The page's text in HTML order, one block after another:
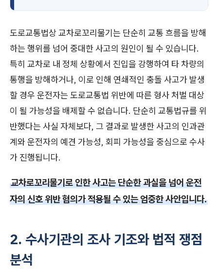
도로교통법상 교차로꼬리물기는 단순히 교통 흐름을 방해
하는 행위를 넘어 중대한 사고의 원인이 될 수 있습니다.
특히 교차로 내 정체 상황에서 진입을 강행하여 타 차량의
통행을 방해하거나, 이로 인해 연쇄적인 충돌 사고가 발생
할 경우 운전자는 도로교통법 위반에 따른 형사 처벌 대상
이 될 가능성을 배제할 수 없습니다. 단순히 교통법규를 위
반했다는 사실 자체보다, 그 결과로 발생한 사고의 인과관
계와 운전자의 예견 가능성, 회피 가능성을 중심으로 수사
가 진행됩니다.
교차로꼬리물기로 인한 사고는 단순한 과실을 넘어 운전
자의 신호 위반 혐의가 적용될 수 있는 엄중한 사안입니다.
2. 수사기관의 조사 기조와 법적 쟁점
분석